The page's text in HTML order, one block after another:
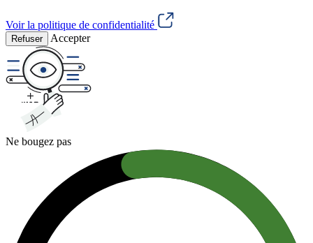
Voir la politique de confidentialité
Refuser Accepter
Ne bougez pas